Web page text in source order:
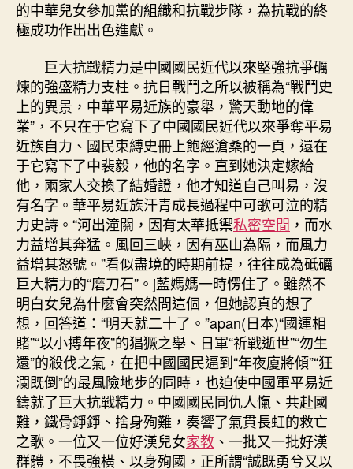
的中華兒女參加黨的組織和抗戰步隊，為抗戰的終
極成功作出出色進獻。
巨大抗戰精力是中國國民近代以來堅強抗爭礪
煉的強盛精力支柱。抗日戰鬥之所以被稱為“戰鬥史
上的異景，中華平易近族的豪舉，驚天動地的偉
業”，不只在于它寫下了中國國民近代以來爭奪平易
近族自力、國民束縛史冊上飽經滄桑的一頁，還在
于它寫下了中裴毅，他的名字。直到她決定嫁給
他，兩家人交換了結婚證，他才知道自己叫易，沒
有名字。華平易近族汗青成長過程中可歌可泣的精
力史詩。“河出潼關，因有太華抵禦私密空間 ，而水
力益增其奔猛。風回三峽，因有巫山為隔，而風力
益增其怒號。”看似盡境的時期前提，往往成為砥礪
巨大精力的“磨刀石”。j藍媽媽一時愣住了。雖然不
明白女兒為什麼會突然問這個，但她認真的想了
想，回答道：“明天就二十了。”apan(日本)“國運相
賭”“以小搏年夜”的猖獗之舉、日軍“祈戰逝世”“勿生
還”的殺伐之氣，在把中國國民逼到“年夜廈將傾”“狂
瀾既倒”的最風險地步的同時，也迫使中國軍平易近
鑄就了巨大抗戰精力。中國國民同仇人愾、共赴國
難，鐵骨錚錚、捨身殉難，奏響了氣貫長虹的救亡
之歌。一位又一位好漢兒女家教 、一批又一批好漢
群體，不畏強橫、以身殉國，正所謂“誠既勇兮又以